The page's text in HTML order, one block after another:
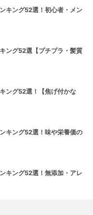
キング52選！初心者・メン
ング52選【プチプラ・髪質
ング52選！【焦げ付かな
キング52選！味や栄養価の
キング52選！無添加・アレ